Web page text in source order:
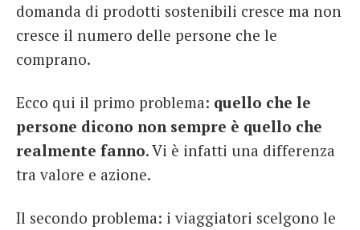
domanda di prodotti sostenibili cresce ma non
cresce il numero delle persone che le
comprano.
Ecco qui il primo problema: quello che le
persone dicono non sempre è quello che
realmente fanno. Vi è infatti una differenza
tra valore e azione.
Il secondo problema: i viaggiatori scelgono le